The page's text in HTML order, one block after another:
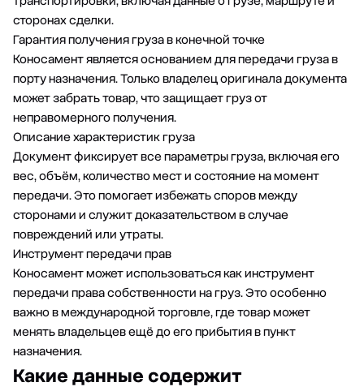
сторонах сделки.
Гарантия получения груза в конечной точке
Коносамент является основанием для передачи груза в
порту назначения. Только владелец оригинала документа
может забрать товар, что защищает груз от
неправомерного получения.
Описание характеристик груза
Документ фиксирует все параметры груза, включая его
вес, объём, количество мест и состояние на момент
передачи. Это помогает избежать споров между
сторонами и служит доказательством в случае
повреждений или утраты.
Инструмент передачи прав
Коносамент может использоваться как инструмент
передачи права собственности на груз. Это особенно
важно в международной торговле, где товар может
менять владельцев ещё до его прибытия в пункт
назначения.
Какие данные содержит